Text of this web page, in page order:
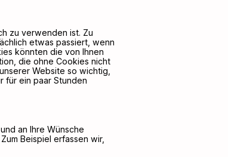
zu verwenden ist. Zu
etwas passiert, wenn
könnten die von Ihnen
die ohne Cookies nicht
Website so wichtig,
für ein paar Stunden
an Ihre Wünsche
Beispiel erfassen wir,